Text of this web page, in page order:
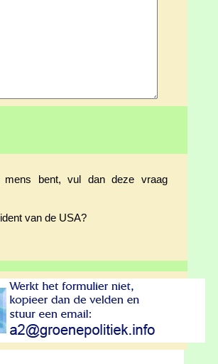
mens bent, vul dan deze vraag
van de USA?